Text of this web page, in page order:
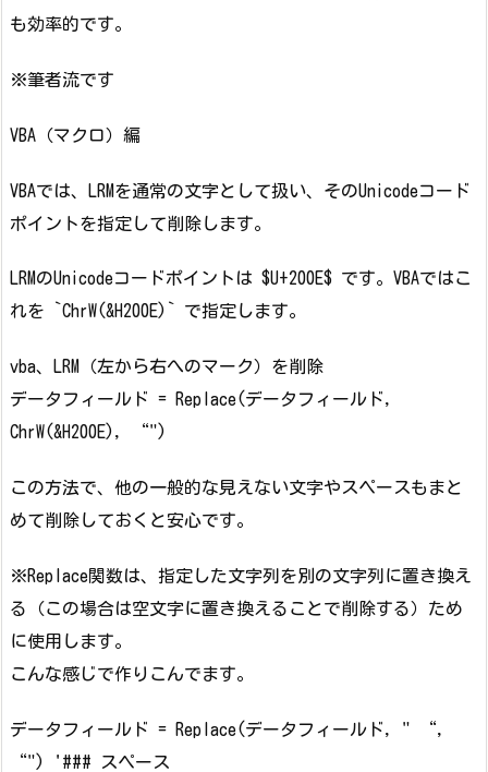
も効率的です。
※筆者流です
VBA（マクロ）編
VBAでは、LRMを通常の文字として扱い、そのUnicodeコード
ポイントを指定して削除します。
LRMのUnicodeコードポイントは $U+200E$ です。VBAではこ
れを `ChrW(&H200E)` で指定します。
vba、LRM（左から右へのマーク）を削除
データフィールド = Replace(データフィールド,
ChrW(&H200E), “")
この方法で、他の一般的な見えない文字やスペースもまと
めて削除しておくと安心です。
※Replace関数は、指定した文字列を別の文字列に置き換え
る（この場合は空文字に置き換えることで削除する）ため
に使用します。
こんな感じで作りこんでます。
データフィールド = Replace(データフィールド, " “,
“") '### スペース